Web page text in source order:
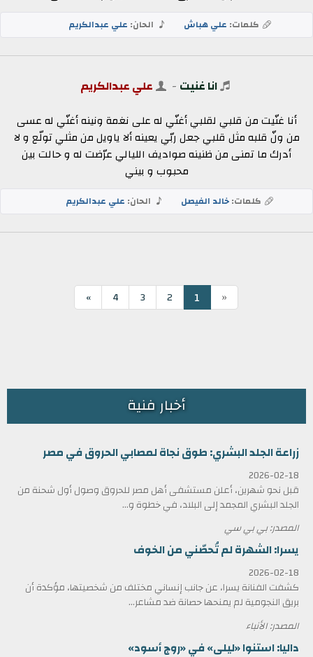
كلمات: علي هباش الحان: علي عبدالكريم
انا غنيت - علي عبدالكريم
أنا غنّيت من قلبي لقلبي أغنّي له على نغمة ونينه أغنّي له عسى
من ونّ قلبه مثل قلبي جعل ربّي يعينه ألا ياويل من مثلي تولّع و لا
أدرك ما تمنى من ظنينه صواديف الليالي عرّضت له و حالت بين
محبوب و بيني
كلمات:خالد الفيصل الحان: علي عبدالكريم
«
1
2
3
4
»
أخبار فنية
زراعة الجلد البشري: طوق نجاة لمصابي الحروق في مصر
2026-02-18
قبل نحو شهرين، أعلن مستشفى أهل مصر للحروق وصول أول شحنة من
الجلد البشري المجمد إلى البلاد، في خطوة و...
المصدر: بي بي سي
يسرا: الشهرة لم تُحصّني من الخوف
2026-02-18
كشفت الفنانة يسرا، عن جانب إنساني مختلف من شخصيتها، مؤكدة أن
بريق النجومية لم يمنحها حصانة ضد مشاعر...
المصدر: الأنباء
داليا: استنوا «ليلى» في «روج أسود»